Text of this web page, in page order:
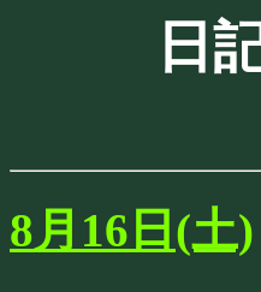
日
8月16日(土)